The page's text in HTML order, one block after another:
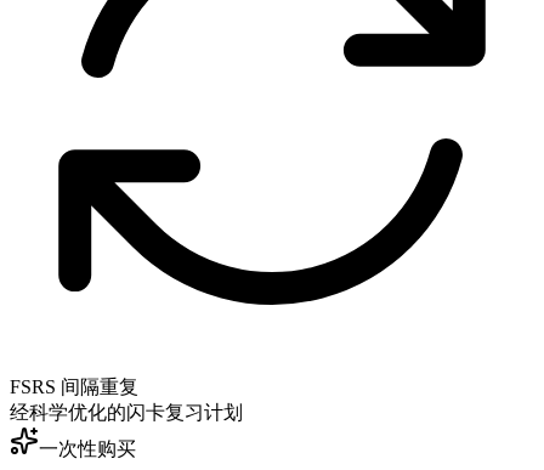
FSRS 间隔重复
经科学优化的闪卡复习计划
一次性购买